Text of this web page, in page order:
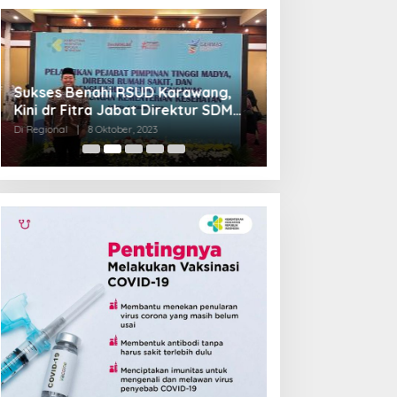
Sukses Benahi RSUD Karawang,
Kini dr Fitra Jabat Direktur SDM
RSHS Bandung
Di Regional | 8 Oktober, 2023